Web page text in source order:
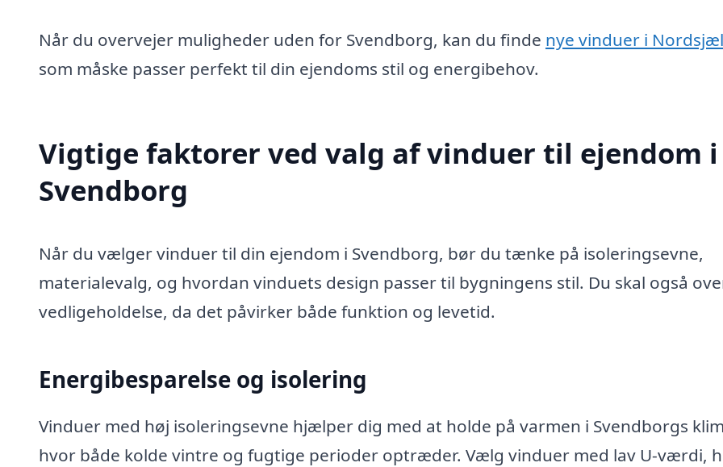
Når du overvejer muligheder uden for Svendborg, kan du finde nye vinduer i
som måske passer perfekt til din ejendoms stil og energibehov.
Vigtige faktorer ved valg af vinduer til ejendom i
Svendborg
Når du vælger vinduer til din ejendom i Svendborg, bør du tænke på isoleringsevne,
materialevalg, og hvordan vinduets design passer til bygningens stil. Du skal også
vedligeholdelse, da det påvirker både funktion og levetid.
Energibesparelse og isolering
Vinduer med høj isoleringsevne hjælper dig med at holde på varmen i Svendborgs
hvor både kolde vintre og fugtige perioder optræder. Vælg vinduer med lav U-værdi,